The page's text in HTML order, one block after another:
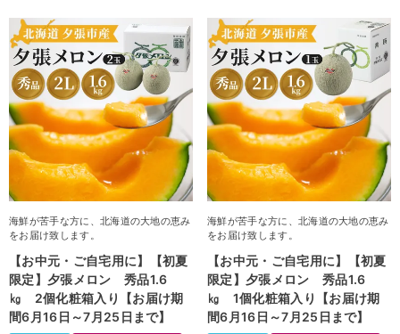
海鮮が苦手な方に、北海道の大地の恵み
をお届け致します。
【お中元・ご自宅用に】【初夏
限定】夕張メロン 秀品1.6
㎏ 2個化粧箱入り【お届け期
間6月16日～7月25日まで】
海鮮が苦手な方に、北海道の大地の恵み
をお届け致します。
【お中元・ご自宅用に】【初夏
限定】夕張メロン 秀品1.6
㎏ 1個化粧箱入り【お届け期
間6月16日～7月25日まで】